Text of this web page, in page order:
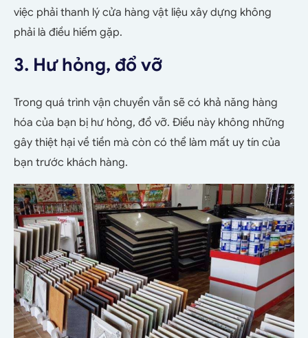
việc phải thanh lý cửa hàng vật liệu xây dựng không
phải là điều hiếm gặp.
3. Hư hỏng, đổ vỡ
Trong quá trình vận chuyển vẫn sẽ có khả năng hàng
hóa của bạn bị hư hỏng, đổ vỡ. Điều này không những
gây thiệt hại về tiền mà còn có thể làm mất uy tín của
bạn trước khách hàng.